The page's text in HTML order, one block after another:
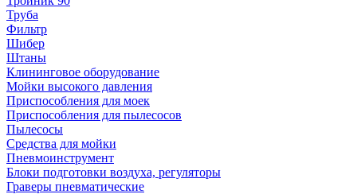
Труба
Фильтр
Шибер
Штаны
Клининговое оборудование
Мойки высокого давления
Приспособления для моек
Приспособления для пылесосов
Пылесосы
Средства для мойки
Пневмоинструмент
Блоки подготовки воздуха, регуляторы
Граверы пневматические